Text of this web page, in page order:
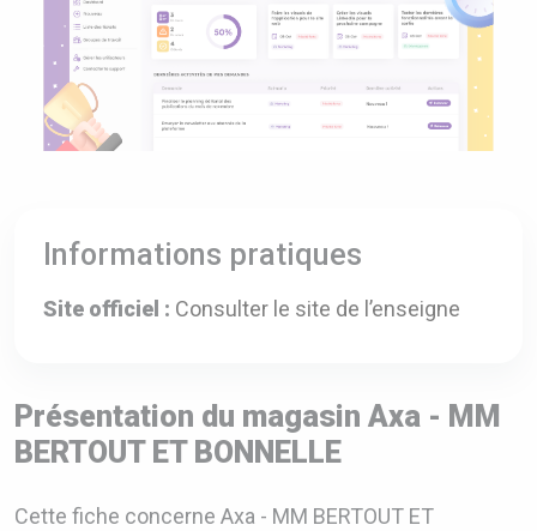
Informations pratiques
Site officiel : Consulter le site de l’enseigne
Présentation du magasin Axa - MM
BERTOUT ET BONNELLE
Cette fiche concerne Axa - MM BERTOUT ET